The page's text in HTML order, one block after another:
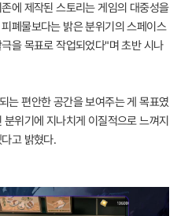
에 제작된 스토리는 게임의 대중성을
폐물보다는 밝은 분위기의 스페이스
을 목표로 작업되었다"며 초반 시나
는 편안한 공간을 보여주는 게 목표였
위기에 지나치게 이질적으로 느껴지
고 밝혔다.